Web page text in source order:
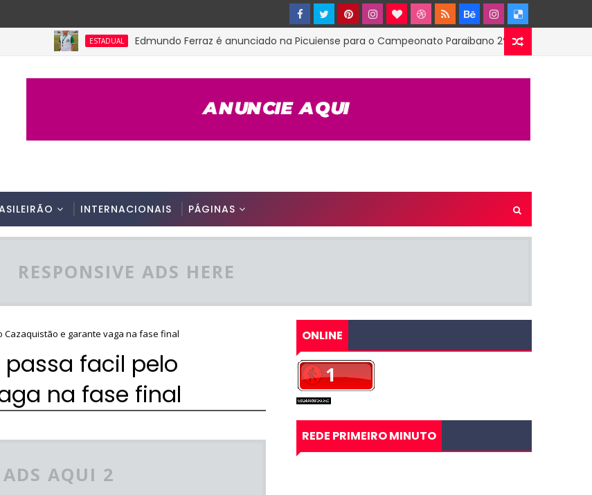
ESTADUAL Edmundo Ferraz é anunciado na Picuiense para o Campeonato Paraibano 2ª Divisão
INTERNACIONAIS PÁGINAS
RESPONSIVE ADS HERE
Cazaquistão e garante vaga na fase final
passa facil pelo
na fase final
ADS AQUI 2
ONLINE
REDE PRIMEIRO MINUTO